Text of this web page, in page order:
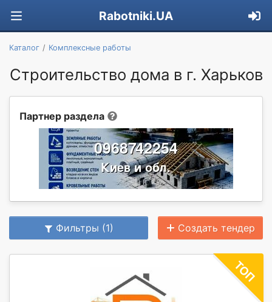
Rabotniki.UA
Каталог Комплексные работы
Строительство дома в г. Харьков
Партнер раздела
Фильтры (1) Создать тендер